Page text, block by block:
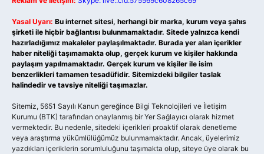
Yasal Uyarı: Bu internet sitesi, herhangi bir marka, kurum veya şahıs
şirketi ile hiçbir bağlantısı bulunmamaktadır. Sitede yalnızca kendi
hazırladığımız makaleler paylaşılmaktadır. Burada yer alan içerikler
haber niteliği taşımamakta olup, gerçek kurum ve kişiler hakkında
paylaşım yapılmamaktadır. Gerçek kurum ve kişiler ile isim
benzerlikleri tamamen tesadüfidir. Sitemizdeki bilgiler taslak
halindedir ve tavsiye niteliği taşımazlar.
Sitemiz, 5651 Sayılı Kanun gereğince Bilgi Teknolojileri ve İletişim
Kurumu (BTK) tarafından onaylanmış bir Yer Sağlayıcı olarak hizmet
vermektedir. Bu nedenle, sitedeki içerikleri proaktif olarak denetleme
veya araştırma yükümlülüğümüz bulunmamaktadır. Ancak, üyelerimiz
yazdıkları içeriklerin sorumluluğunu taşımakta olup, siteye üye olarak bu